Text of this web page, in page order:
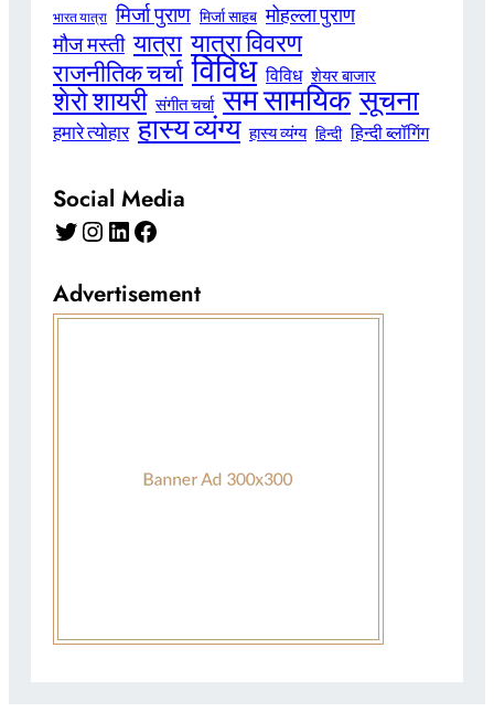
भारत यात्रा मिर्जा पुराण मिर्जा साहब मोहल्ला पुराण
मौज मस्ती यात्रा यात्रा विवरण
राजनीतिक चर्चा विविध विविध शेयर बाजार
शेरो शायरी संगीत चर्चा सम सामयिक सूचना
हमारे त्योहार हास्य व्यंग्य हास्य व्यंग्य हिन्दी हिन्दी ब्लॉगिंग
Social Media
Twitter Instagram LinkedIn Facebook
Advertisement